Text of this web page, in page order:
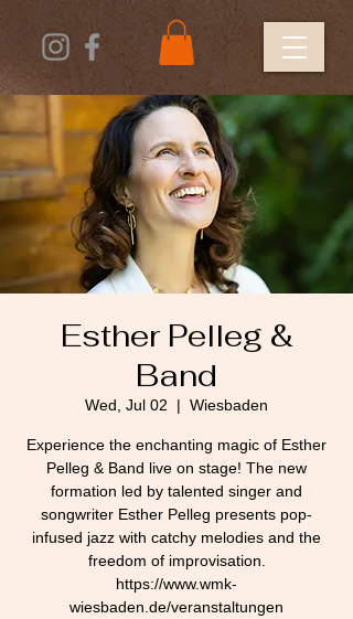
Esther Pelleg &
Band
Wed, Jul 02
  |
Wiesbaden
Experience the enchanting magic of Esther
Pelleg & Band live on stage! The new
formation led by talented singer and
songwriter Esther Pelleg presents pop-
infused jazz with catchy melodies and the
freedom of improvisation.
https://www.wmk-
wiesbaden.de/veranstaltungen